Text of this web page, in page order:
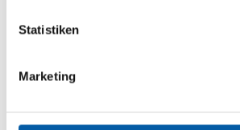
Statistiken
Marketing